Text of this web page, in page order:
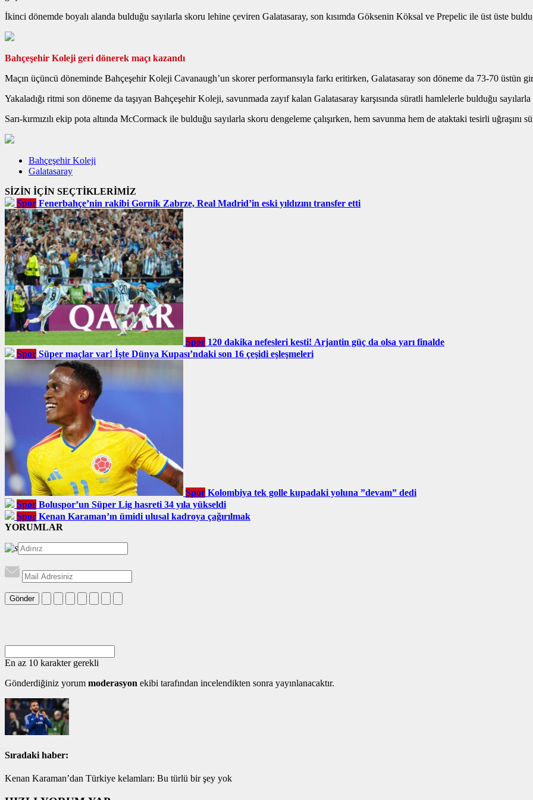
İkinci dönemde boyalı alanda bulduğu sayılarla skoru lehine çeviren Galatasaray, son kısımda Göksenin Köksal ve Prepelic ile üst üste
Bahçeşehir Koleji geri dönerek maçı kazandı
Maçın üçüncü döneminde Bahçeşehir Koleji Cavanaugh’un skorer performansıyla farkı eritirken, Galatasaray son döneme da 73-70 üstün
Yakaladığı ritmi son döneme da taşıyan Bahçeşehir Koleji, savunmada zayıf kalan Galatasaray karşısında süratli hamlelerle bulduğu
Sarı-kırmızılı ekip pota altında McCormack ile bulduğu sayılarla skoru dengeleme çalışırken, hem savunma hem de ataktaki tesirli
Bahçeşehir Koleji
Galatasaray
SİZİN İÇİN SEÇTİKLERİMİZ
Spor Fenerbahçe’nin rakibi Gornik Zabrze, Real Madrid’in eski yıldızını transfer etti
Spor 120 dakika nefesleri kesti! Arjantin güç da olsa yarı finalde
Spor Süper maçlar var! İşte Dünya Kupası’ndaki son 16 çeşidi eşleşmeleri
Spor Kolombiya tek golle kupadaki yoluna ”devam” dedi
Spor Boluspor’un Süper Lig hasreti 34 yıla yükseldi
Spor Kenan Karaman’ın ümidi ulusal kadroya çağırılmak
YORUMLAR
Gönder
En az 10 karakter gerekli
Gönderdiğiniz yorum moderasyon ekibi tarafından incelendikten sonra yayınlanacaktır.
Sıradaki haber:
Kenan Karaman’dan Türkiye kelamları: Bu türlü bir şey yok